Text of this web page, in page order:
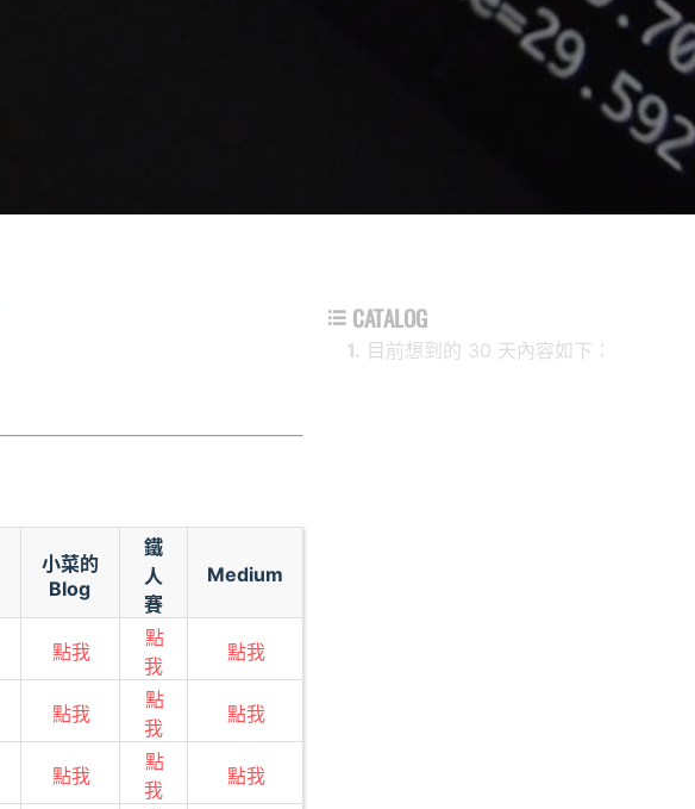
小菜的
Blog
鐵
人
賽
Medium
點我
點
我
點我
點我
點
我
點我
點我
點
我
點我
 CATALOG
1. 目前想到的 30 天內容如下：